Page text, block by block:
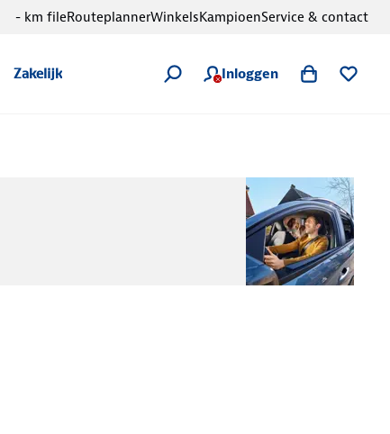
Zakelijk Inloggen
- km fileRouteplannerWinkelsKampioenService & contact